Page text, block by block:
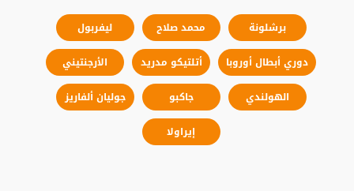
برشلونة محمد صلاح
ليفربول
دوري أبطال أوروبا
أتلتيكو مدريد
الأرجنتيني
الهولندي
جاكبو
جوليان ألفاريز
إيراولا